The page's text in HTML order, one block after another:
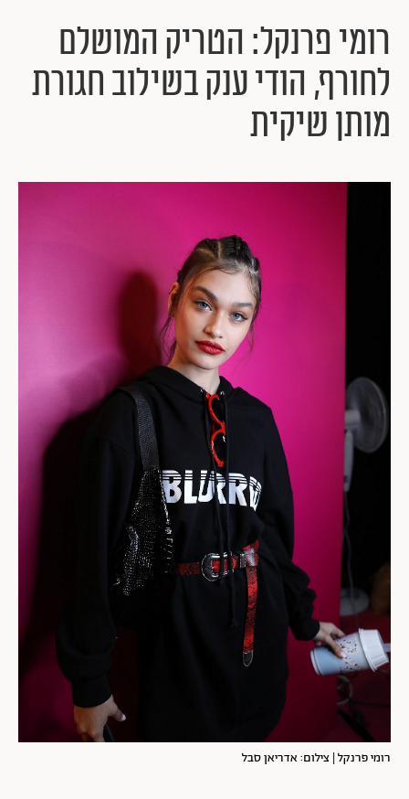
רומי פרנקל: הטריק המושלם
לחורף, הודי ענק בשילוב חגורת
מותן שיקית
רומי פרנקל | צילום: אדריאן סבל